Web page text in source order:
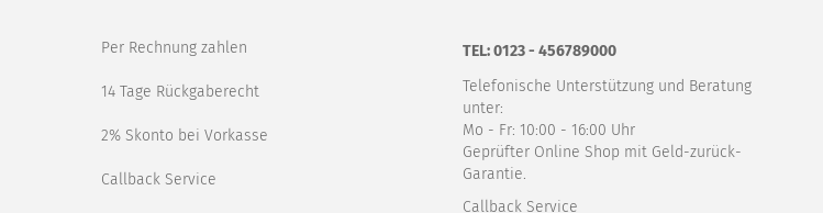
Per Rechnung zahlen
14 Tage Rückgaberecht
2% Skonto bei Vorkasse
Callback Service
TEL: 0123 - 456789000
Telefonische Unterstützung und Beratung
unter:
Mo - Fr: 10:00 - 16:00 Uhr
Geprüfter Online Shop mit Geld-zurück-
Garantie.
Callback Service